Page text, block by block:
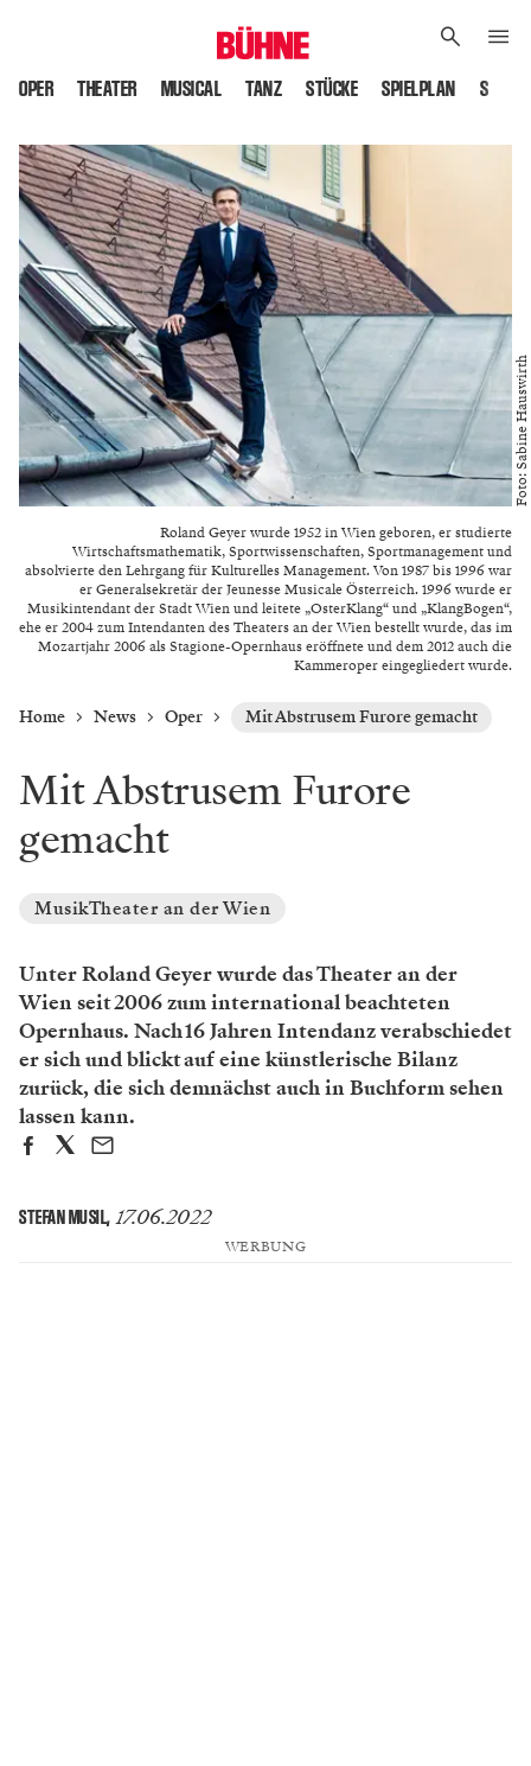
OPER THEATER MUSICAL TANZ STÜCKE SPIELPLAN
Roland Geyer wurde 1952 in Wien geboren, er studierte
Wirtschaftsmathematik, Sportwissenschaften, Sportmanagement und
absolvierte den Lehrgang für Kulturelles Management. Von 1987 bis 1996 war
er Generalsekretär der Jeunesse Musicale Österreich. 1996 wurde er
Musikintendant der Stadt Wien und leitete „OsterKlang“ und „KlangBogen“,
ehe er 2004 zum Intendanten des Theaters an der Wien bestellt wurde, das im
Mozartjahr 2006 als Stagione-Opernhaus eröffnete und dem 2012 auch die
Kammeroper eingegliedert wurde.
Foto: Sabine Hauswirth
Home News Oper Mit Abstrusem Furore gemacht
Mit Abstrusem Furore
gemacht
MusikTheater an der Wien
Unter Roland Geyer wurde das Theater an der
Wien seit 2006 zum international beachteten
Opernhaus. Nach 16 Jahren Intendanz verabschiedet
er sich und blickt auf eine künstlerische Bilanz
zurück, die sich ­demnächst auch in Buchform sehen
lassen kann.
STEFAN MUSIL, 17.06.2022
WERBUNG